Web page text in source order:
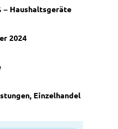
– Haushaltsgeräte
2024
Einzelhandel